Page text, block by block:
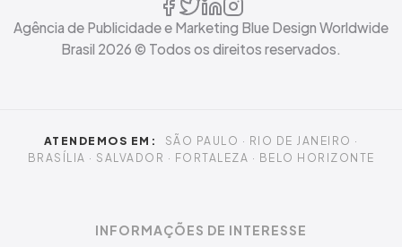
Agência de Publicidade e Marketing Blue Design Worldwide
Brasil 2026 © Todos os direitos reservados.
ATENDEMOS EM:
SÃO PAULO · RIO DE JANEIRO ·
BRASÍLIA · SALVADOR · FORTALEZA · BELO HORIZONTE
INFORMAÇÕES DE INTERESSE